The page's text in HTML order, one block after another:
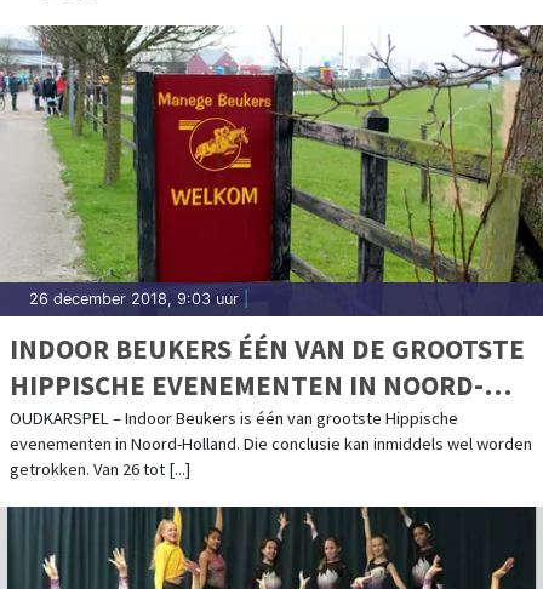
26 december 2018, 9:03 uur
INDOOR BEUKERS ÉÉN VAN DE GROOTSTE
HIPPISCHE EVENEMENTEN IN NOORD-
HOLLAND
OUDKARSPEL – Indoor Beukers is één van grootste Hippische
evenementen in Noord-Holland. Die conclusie kan inmiddels wel worden
getrokken. Van 26 tot [...]